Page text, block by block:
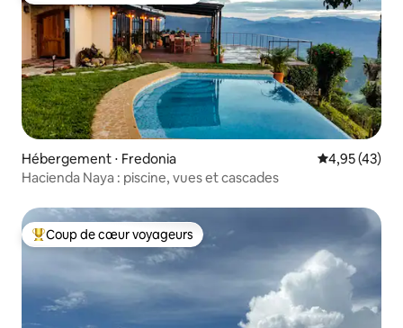
Hébergement ⋅ Fredonia Évaluation
4,95 (43)
Hacienda Naya : piscine, vues et cascades
Coups de cœur voyageurs les plus appréciés
Coup de cœur voyageurs